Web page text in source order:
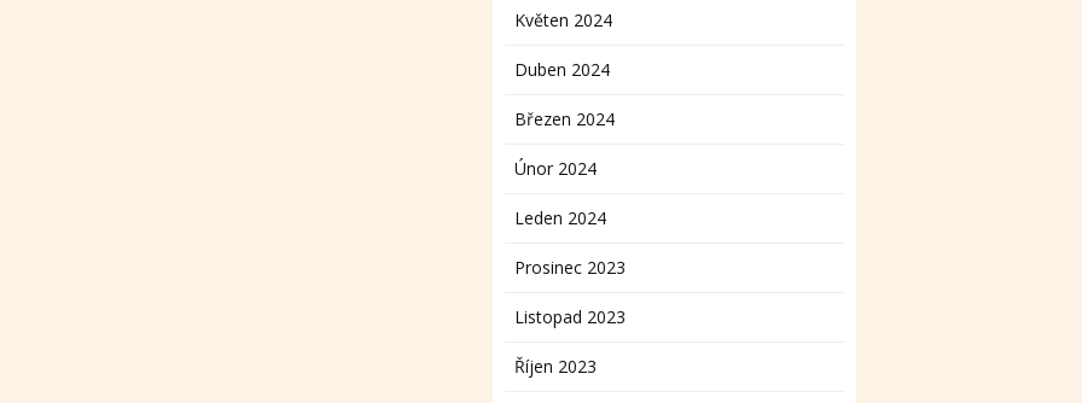
Květen 2024
Duben 2024
Březen 2024
Únor 2024
Leden 2024
Prosinec 2023
Listopad 2023
Říjen 2023